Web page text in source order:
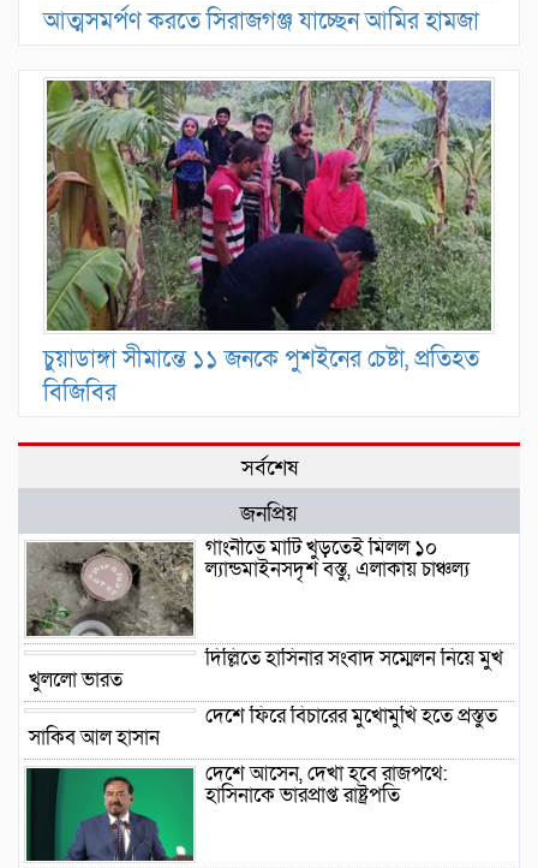
আত্মসমর্পণ করতে সিরাজগঞ্জ যাচ্ছেন আমির হামজা
চুয়াডাঙ্গা সীমান্তে ১১ জনকে পুশইনের চেষ্টা, প্রতিহত
বিজিবির
সর্বশেষ
জনপ্রিয়
গাংনীতে মাটি খুঁড়তেই মিলল ১০
ল্যান্ডমাইনসদৃশ বস্তু, এলাকায় চাঞ্চল্য
দিল্লিতে হাসিনার সংবাদ সম্মেলন নিয়ে মুখ
খুললো ভারত
দেশে ফিরে বিচারের মুখোমুখি হতে প্রস্তুত
সাকিব আল হাসান
দেশে আসেন, দেখা হবে রাজপথে:
হাসিনাকে ভারপ্রাপ্ত রাষ্ট্রপতি